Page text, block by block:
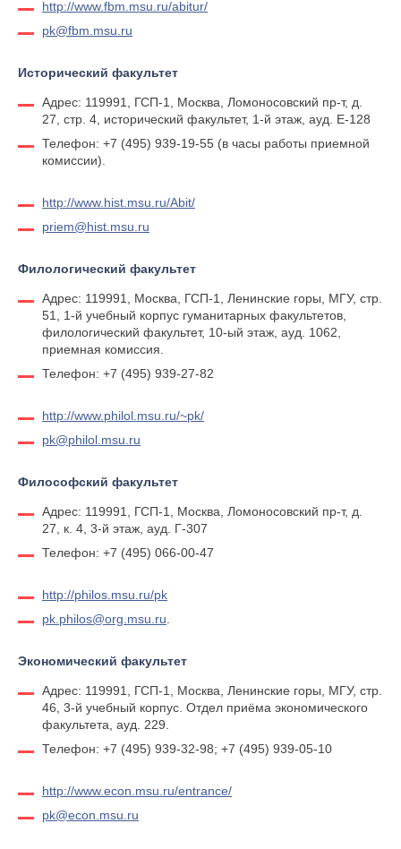
http://www.fbm.msu.ru/abitur/
pk@fbm.msu.ru
Исторический факультет
Адрес: 119991, ГСП-1, Москва, Ломоносовский пр-т, д.
27, стр. 4, исторический факультет, 1-й этаж, ауд. Е-128
Телефон: +7 (495) 939-19-55 (в часы работы приемной
комиссии).
http://www.hist.msu.ru/Abit/
priem@hist.msu.ru
Филологический факультет
Адрес: 119991, Москва, ГСП-1, Ленинские горы, МГУ, стр.
51, 1-й учебный корпус гуманитарных факультетов,
филологический факультет, 10-ый этаж, ауд. 1062,
приемная комиссия.
Телефон: +7 (495) 939-27-82
http://www.philol.msu.ru/~pk/
pk@philol.msu.ru
Философский факультет
Адрес: 119991, ГСП-1, Москва, Ломоносовский пр-т, д.
27, к. 4, 3-й этаж, ауд. Г-307
Телефон: +7 (495) 066-00-47
http://philos.msu.ru/pk
pk.philos@org.msu.ru
Экономический факультет
Адрес: 119991, ГСП-1, Москва, Ленинские горы, МГУ, стр.
46, 3-й учебный корпус. Отдел приёма экономического
факультета, ауд. 229.
Телефон: +7 (495) 939-32-98; +7 (495) 939-05-10
http://www.econ.msu.ru/entrance/
pk@econ.msu.ru